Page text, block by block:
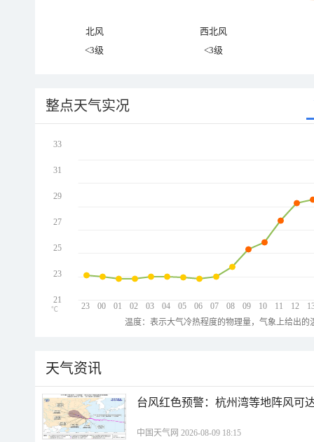
北风
西北风
<3级
<3级
整点天气实况
23 00 01 02 03 04 05 06 07 08 09 10 11 12
33
31
29
27
25
23
21
℃
温度：表示大气冷热程度的物理量，气象上给出
天气资讯
台风红色预警：杭州湾等地阵风可
中国天气网 2026-08-09 18:15